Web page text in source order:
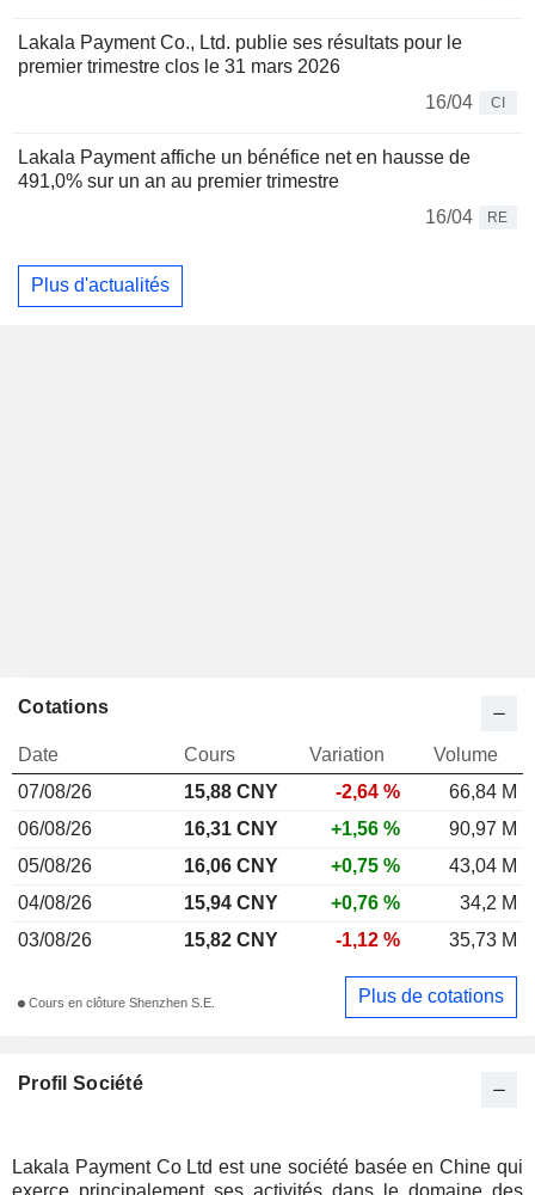
Lakala Payment Co., Ltd. publie ses résultats pour le
premier trimestre clos le 31 mars 2026
16/04
CI
Lakala Payment affiche un bénéfice net en hausse de
491,0% sur un an au premier trimestre
16/04
RE
Plus d'actualités
Profil Société
Lakala Payment Co Ltd est une société basée en Chine qui
exerce principalement ses activités dans le domaine des
Cotations
Date Cours Variation
Volume
07/08/26
15,88 CNY -2,64 %
66,84 M
06/08/26
16,31 CNY +1,56 %
90,97 M
05/08/26
16,06 CNY +0,75 %
43,04 M
04/08/26
15,94 CNY +0,76 %
34,2 M
03/08/26
15,82 CNY -1,12 % 35,73 M
Cours en clôture Shenzhen S.E. Plus de cotations